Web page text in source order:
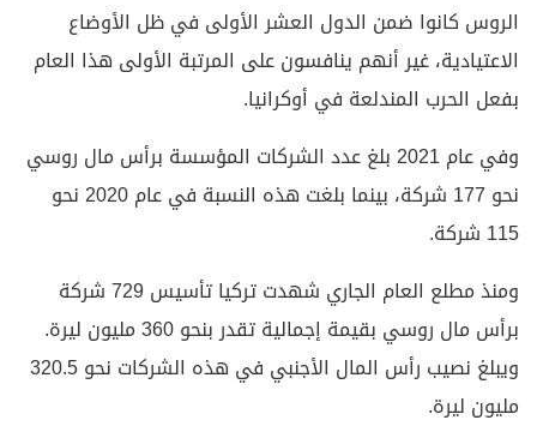
الروس كانوا ضمن الدول العشر الأولى في ظل الأوضاع
الاعتيادية، غير أنهم ينافسون على المرتبة الأولى هذا العام
بفعل الحرب المندلعة في أوكرانيا.
وفي عام 2021 بلغ عدد الشركات المؤسسة برأس مال روسي
نحو 177 شركة، بينما بلغت هذه النسبة في عام 2020 نحو
115 شركة.
ومنذ مطلع العام الجاري شهدت تركيا تأسيس 729 شركة
برأس مال روسي بقيمة إجمالية تقدر بنحو 360 مليون ليرة.
ويبلغ نصيب رأس المال الأجنبي في هذه الشركات نحو 320.5
مليون ليرة.